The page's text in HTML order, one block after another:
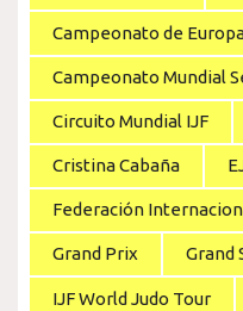
Campeonato de
Campeonato Mundial
Circuito Mundial IJF
Cristina Cabaña
Federación
Grand Prix Grand
IJF World Judo Tour